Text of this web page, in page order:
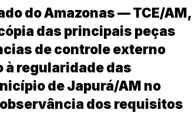
do Amazonas — TCE/AM,
das principais peças
de controle externo
regularidade das
de Japurá/AM no
dos requisitos